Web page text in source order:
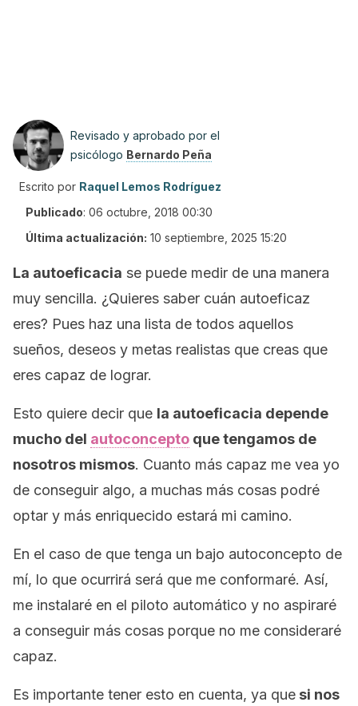
Revisado y aprobado por el
psicólogo Bernardo Peña
Escrito por Raquel Lemos Rodríguez
Publicado: 06 octubre, 2018 00:30
Última actualización: 10 septiembre, 2025 15:20
La autoeficacia se puede medir de una manera
muy sencilla. ¿Quieres saber cuán autoeficaz
eres? Pues haz una lista de todos aquellos
sueños, deseos y metas realistas que creas que
eres capaz de lograr.
Esto quiere decir que la autoeficacia depende
mucho del autoconcepto que tengamos de
nosotros mismos. Cuanto más capaz me vea yo
de conseguir algo, a muchas más cosas podré
optar y más enriquecido estará mi camino.
En el caso de que tenga un bajo autoconcepto de
mí, lo que ocurrirá será que me conformaré. Así,
me instalaré en el piloto automático y no aspiraré
a conseguir más cosas porque no me consideraré
capaz.
Es importante tener esto en cuenta, ya que si nos